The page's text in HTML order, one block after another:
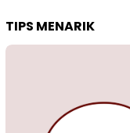
TIPS MENARIK